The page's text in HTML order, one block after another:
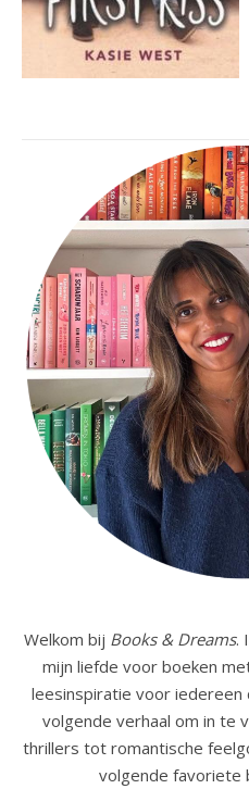
Welkom bij Books & Dreams.
mijn liefde voor boeken
leesinspiratie voor iedereen
volgende verhaal om in te
thrillers tot romantische
volgende favoriete